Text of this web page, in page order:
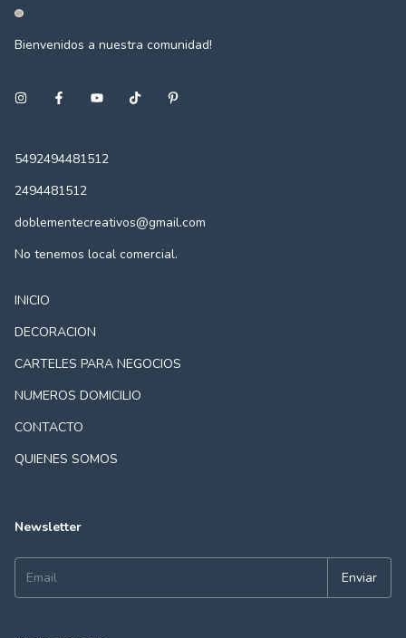
Bienvenidos a nuestra comunidad!
5492494481512
2494481512
doblementecreativos@gmail.com
No tenemos local comercial.
INICIO
DECORACION
CARTELES PARA NEGOCIOS
NUMEROS DOMICILIO
CONTACTO
QUIENES SOMOS
Newsletter